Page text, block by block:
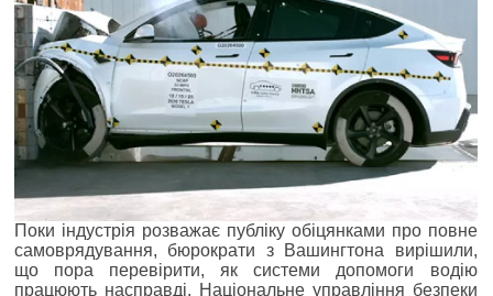
Поки індустрія розважає публіку обіцянками про повне
самоврядування, бюрократи з Вашингтона вирішили,
що пора перевірити, як системи допомоги водію
працюють насправді. Національне управління безпеки